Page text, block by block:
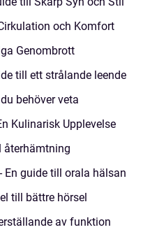
och Komfort
Genombrott
till ett strålande leende
behöver veta
Kulinarisk Upplevelse
återhämtning
guide till orala hälsan
till bättre hörsel
av funktion